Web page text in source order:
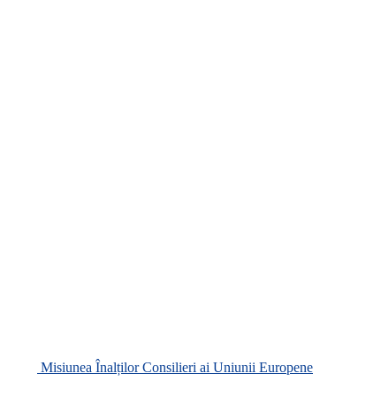
Misiunea Înalților Consilieri ai Uniunii Europene